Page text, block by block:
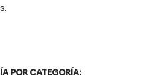
POR CATEGORÍA: